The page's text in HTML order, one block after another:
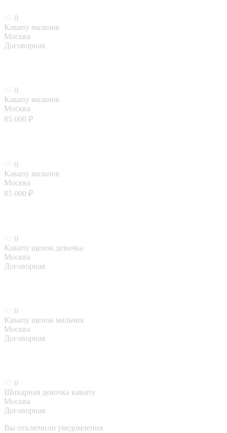
0
Кавапу мальчик
Москва
Договорная
0
Кавапу мальчик
Москва
85 000 ₽
0
Кавапу мальчик
Москва
85 000 ₽
0
Кавапу щенок девочка
Москва
Договорная
0
Кавапу щенок мальчик
Москва
Договорная
0
Шикарная девочка кавапу
Москва
Договорная
Вы отключили уведомления